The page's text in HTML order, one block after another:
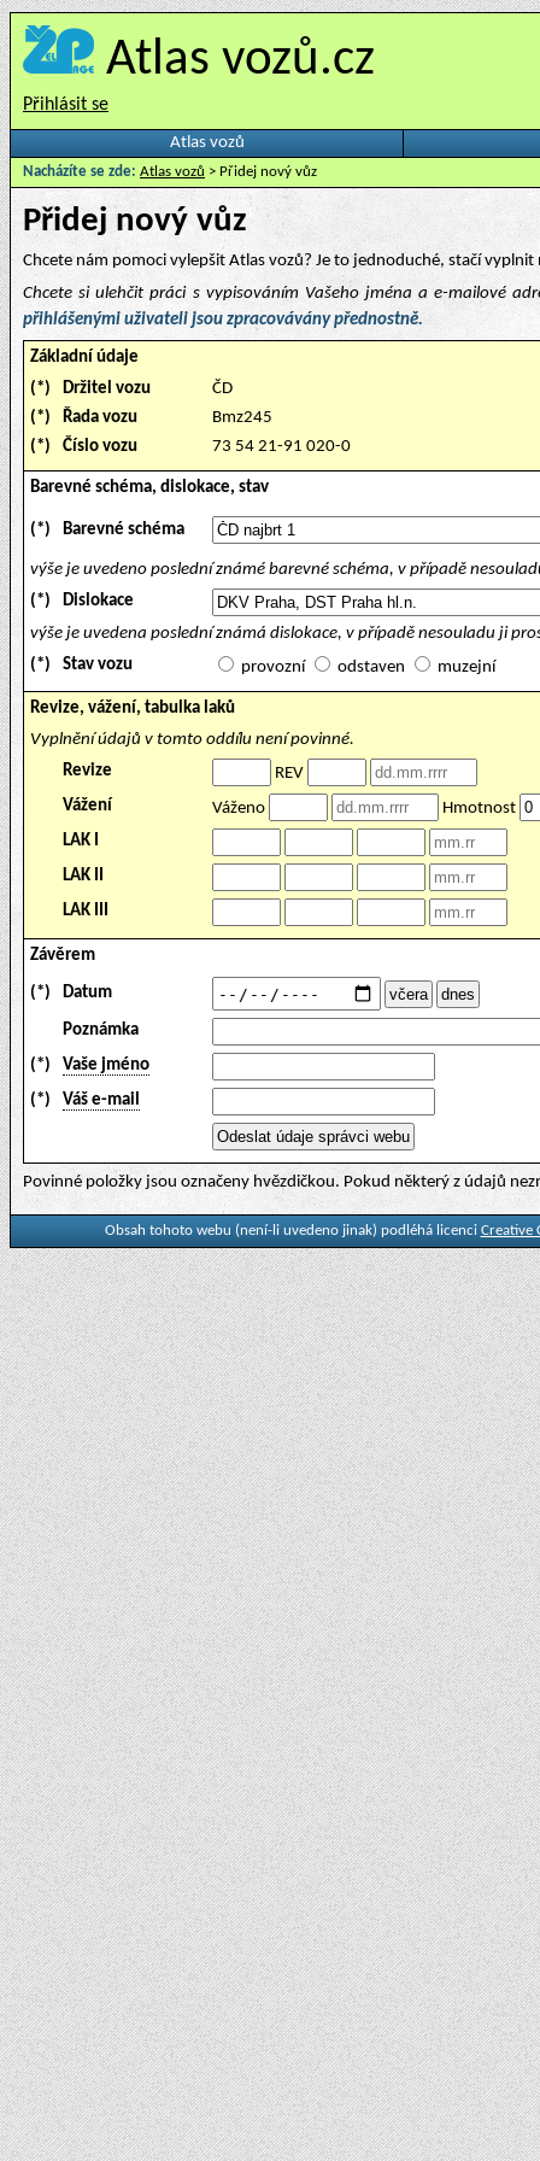
Atlas vozů.cz
Přihlásit se
Atlas vozů
Nacházíte se zde: Atlas vozů > Přidej nový vůz
Přidej nový vůz
Chcete nám pomoci vylepšit Atlas vozů? Je to jednoduché, stačí
Chcete si ulehčit práci s vypisováním Vašeho jména a e-mailové
přihlášenými uživateli jsou zpracovávány přednostně.
Základní údaje
(*)
Držitel vozu
ČD
(*)
Řada vozu
Bmz245
(*)
Číslo vozu 73 54 21-91 020-0
Barevné schéma, dislokace, stav
(*) Barevné schéma
výše je uvedeno poslední známé barevné schéma, v případě
(*)
Dislokace
výše je uvedena poslední známá dislokace, v případě nesouladu ji
(*)
Stav vozu provozní odstaven muzejní
Revize, vážení, tabulka laků
Vyplnění údajů v tomto oddílu není povinné.
Revize
REV
Vážení
Váženo
Hmotnost
LAK I
LAK II
LAK III
Závěrem
(*) Datum
Poznámka
(*)
Vaše jméno
(*)
Váš e-mail
Povinné položky jsou označeny hvězdičkou. Pokud některý z údajů
Obsah tohoto webu (není-li uvedeno jinak) podléhá licenci Creative